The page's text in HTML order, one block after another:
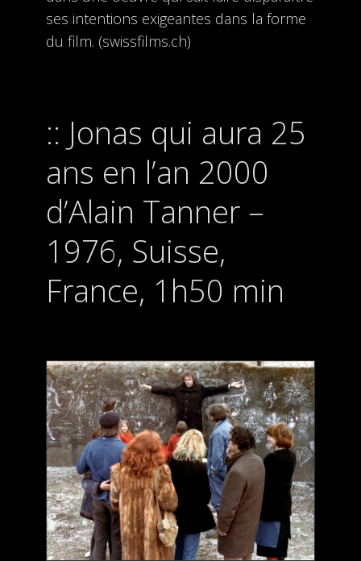
ses intentions exigeantes dans la forme
du film. (swissfilms.ch)
Jonas qui aura 25
ans en l’an 2000
d’Alain Tanner –
1976, Suisse,
France, 1h50 min